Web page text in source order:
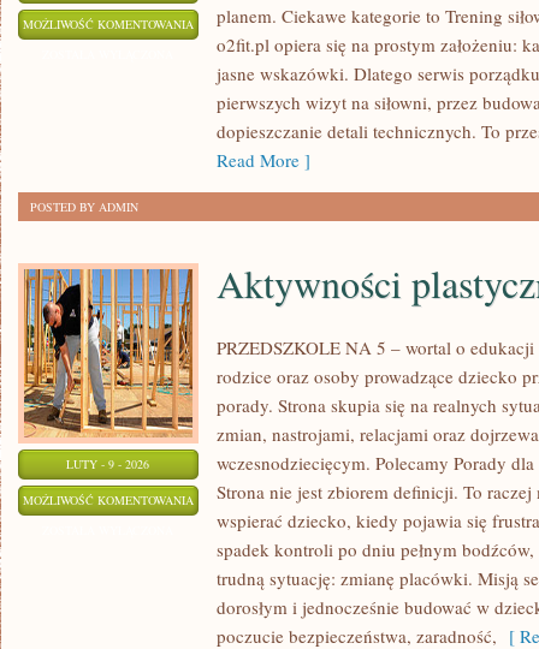
MOŻLIWOŚĆ KOMENTOWANIA TRENING
FUNKCJONALNY
MOBILITY
planem. Ciekawe kategorie to Trening
o2fit.pl opiera się na prostym założeniu:
jasne wskazówki. Dlatego serwis
pierwszych wizyt na siłowni, przez
dopieszczanie detali technicznych. To
Read More ]
POSTED BY ADMIN
LUTY - 9 - 2026
MOŻLIWOŚĆ KOMENTOWANIA AKTYWNOŚCI
PLASTYCZNE
Aktywności
PRZEDSZKOLE NA 5 – wortal o
rodzice oraz osoby prowadzące dziecko
porady. Strona skupia się na realnych
zmian, nastrojami, relacjami oraz
wczesnodziecięcym. Polecamy Porady
Strona nie jest zbiorem definicji. To
wspierać dziecko, kiedy pojawia się
spadek kontroli po dniu pełnym
trudną sytuację: zmianę placówki. Misją
dorosłym i jednocześnie budować w
poczucie bezpieczeństwa, zaradność, [